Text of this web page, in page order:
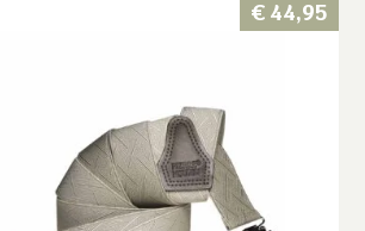
€44,95